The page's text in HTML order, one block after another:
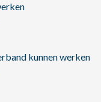
kunnen werken